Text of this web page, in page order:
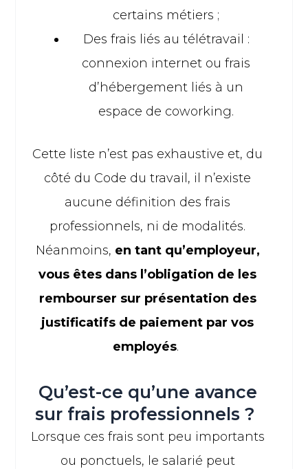
certains métiers ;
Des frais liés au télétravail :
connexion internet ou frais
d’hébergement liés à un
espace de coworking.
Cette liste n’est pas exhaustive et, du
côté du Code du travail, il n’existe
aucune définition des frais
professionnels, ni de modalités.
Néanmoins, en tant qu’employeur,
vous êtes dans l’obligation de les
rembourser sur présentation des
justificatifs de paiement par vos
employés.
Qu’est-ce qu’une avance
sur frais professionnels ?
Lorsque ces frais sont peu importants
ou ponctuels, le salarié peut